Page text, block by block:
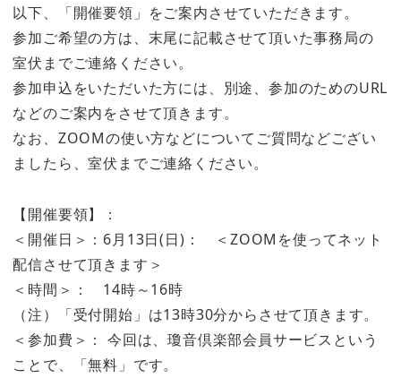
以下、「開催要領」をご案内させていただきます。
参加ご希望の方は、末尾に記載させて頂いた事務局の
室伏までご連絡ください。
参加申込をいただいた方には、別途、参加のためのURL
などのご案内をさせて頂きます。
なお、ZOOMの使い方などについてご質問などござい
ましたら、室伏までご連絡ください。
【開催要領】：
＜開催日＞：6月13日(日)： ＜ZOOMを使ってネット
配信させて頂きます＞
＜時間＞： 14時～16時
（注）「受付開始」は13時30分からさせて頂きます。
＜参加費＞： 今回は、瓊音倶楽部会員サービスという
ことで、「無料」です。